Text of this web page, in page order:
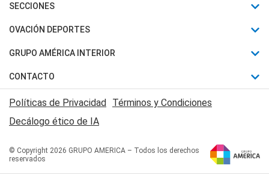
Últimas Noticias
Política
Judiciales
Economia
SECCIONES
Horóscopo
Motores
Trucos caseros
Series y Películas
Edictos y Solicitadas
OVACIÓN DEPORTES
Fútbol
Mundial
Automovilismo
Rugby
Básquet
GRUPO AMÉRICA INTERIOR
Canal 7 en Vivo
San Juan 8
CONTACTO
Acerca de Nosotros
Contactanos
Políticas de Privacidad Términos y Condiciones
Decálogo ético de IA
© Copyright 2026 GRUPO AMERICA – Todos los derechos
reservados